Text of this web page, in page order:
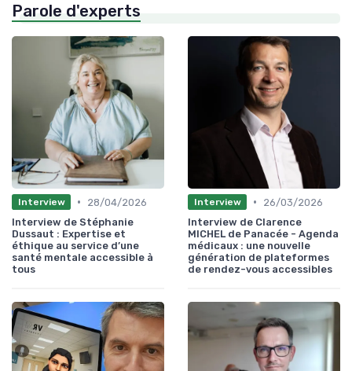
Parole d'experts
Interview •
28/04/2026
Interview de Stéphanie
Dussaut : Expertise et
éthique au service d’une
santé mentale accessible à
tous
Interview •
26/03/2026
Interview de Clarence
MICHEL de Panacée - Agenda
médicaux : une nouvelle
génération de plateformes
de rendez-vous accessibles